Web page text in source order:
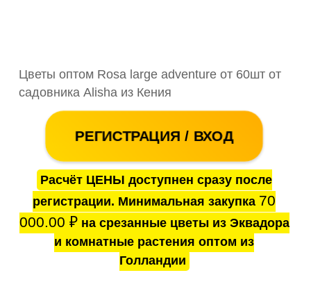
Цветы оптом Rosa large adventure от 60шт от
садовника Alisha из Кения
РЕГИСТРАЦИЯ / ВХОД
Расчёт ЦЕНЫ доступнен сразу после
регистрации. Минимальная закупка 70
000.00 ₽на срезанные цветы из Эквадора
и комнатные растения оптом из
Голландии